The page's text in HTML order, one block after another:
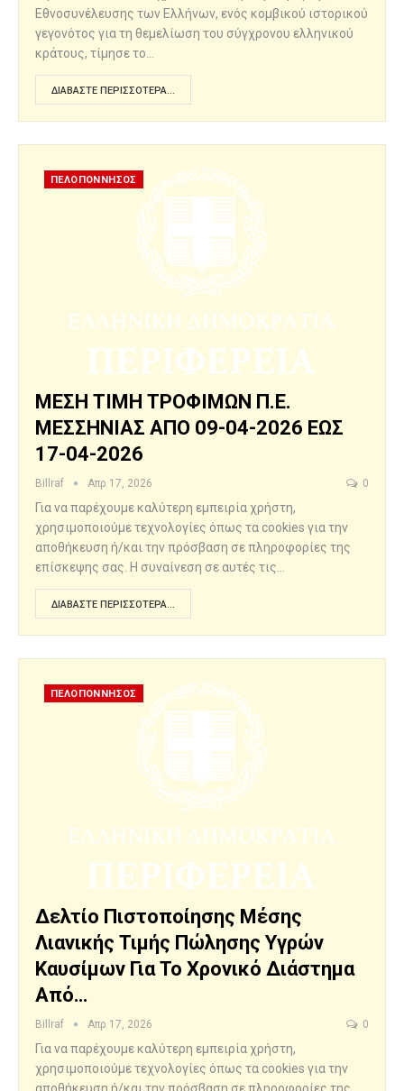
Εθνοσυνέλευσης των Ελλήνων, ενός κομβικού ιστορικού
γεγονότος για τη θεμελίωση του σύγχρονου ελληνικού
κράτους, τίμησε το…
ΔΙΑΒΆΣΤΕ ΠΕΡΙΣΣΌΤΕΡΑ...
ΠΕΛΟΠΟΝΝΗΣΟΣ
ΜΕΣΗ ΤΙΜΗ ΤΡΟΦΙΜΩΝ Π.Ε.
ΜΕΣΣΗΝΙΑΣ ΑΠΟ 09-04-2026 ΕΩΣ
17-04-2026
Billraf Απρ 17, 2026 0
Για να παρέχουμε καλύτερη εμπειρία χρήστη,
χρησιμοποιούμε τεχνολογίες όπως τα cookies για την
αποθήκευση ή/και την πρόσβαση σε πληροφορίες της
επίσκεψης σας. Η συναίνεση σε αυτές τις…
ΔΙΑΒΆΣΤΕ ΠΕΡΙΣΣΌΤΕΡΑ...
ΠΕΛΟΠΟΝΝΗΣΟΣ
Δελτίο Πιστοποίησης Μέσης
Λιανικής Τιμής Πώλησης Υγρών
Καυσίμων Για Το Χρονικό Διάστημα
Από…
Billraf Απρ 17, 2026 0
Για να παρέχουμε καλύτερη εμπειρία χρήστη,
χρησιμοποιούμε τεχνολογίες όπως τα cookies για την